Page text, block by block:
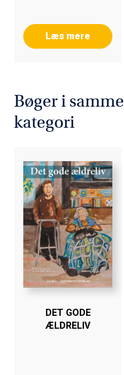
Læs mere
Bøger i samme
kategori
DET GODE
ÆLDRELIV